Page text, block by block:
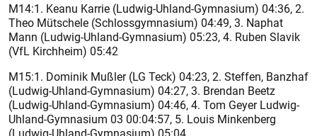
M14:1. Keanu Karrie (Ludwig-Uhland-Gymnasium) 04:36, 2.
Theo Mütschele (Schlossgymnasium) 04:49, 3. Naphat
Mann (Ludwig-Uhland-Gymnasium) 05:23, 4. Ruben Slavik
(VfL Kirchheim) 05:42
M15:1. Dominik Mußler (LG Teck) 04:23, 2. Steffen, Banzhaf
(Ludwig-Uhland-Gymnasium) 04:27, 3. Brendan Beetz
(Ludwig-Uhland-Gymnasium) 04:46, 4. Tom Geyer Ludwig-
Uhland-Gymnasium 03 00:04:57, 5. Louis Minkenberg